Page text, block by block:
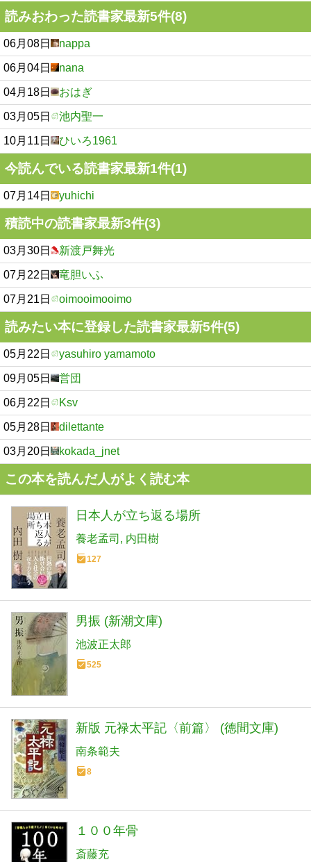
読みおわった読書家最新5件(8)
06月08日 nappa
06月04日 nana
04月18日 おはぎ
03月05日 池内聖一
10月11日 ひいろ1961
今読んでいる読書家最新1件(1)
07月14日 yuhichi
積読中の読書家最新3件(3)
03月30日 新渡戸舞光
07月22日 竜胆いふ
07月21日 oimooimooimo
読みたい本に登録した読書家最新5件(5)
05月22日 yasuhiro yamamoto
09月05日 営団
06月22日 Ksv
05月28日 dilettante
03月20日 kokada_jnet
この本を読んだ人がよく読む本
日本人が立ち返る場所
養老孟司 内田樹
127
男振 (新潮文庫)
池波正太郎
525
新版 元禄太平記〈前篇〉 (徳間文庫)
南条範夫
8
１００年骨
斎藤充